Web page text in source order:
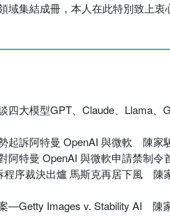
集結成冊，本人在此特別致上衷
四大模型GPT、Claude、Llama
起訴阿特曼 OpenAI 與微軟 陳家
阿特曼 OpenAI 與微軟申請禁制
序裁決出爐 馬斯克再居下風 陳
―Getty Images v. Stability AI 陳